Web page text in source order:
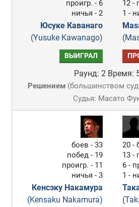
проигр. - 6
ничья - 2
Юсуке Каванаго
(Yusuke Kawanago)
12 -
1 -
ВЫИГРАЛ
Раунд: 2 Время:
Решением (большинством
Судья: Масато
боев - 33
побед - 19
проигр. - 11
ничья - 3
Кенсэку Накамура
(Kensaku Nakamura)
20 -
13 -
6 -
1 -